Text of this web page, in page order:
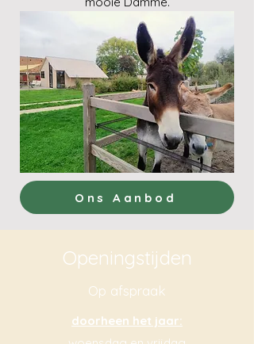
Ons Aanbod
Openingstijden
Op afspraak
doorheen het jaar: